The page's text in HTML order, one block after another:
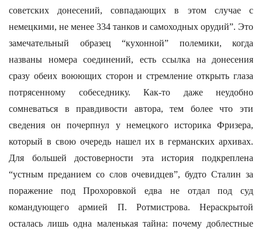
советских донесений, совпадающих в этом случае с
немецкими, не менее 334 танков и самоходных орудий”. Это
замечательный образец “кухонной” полемики, когда
названы номера соединений, есть ссылка на донесения
сразу обеих воюющих сторон и стремление открыть глаза
потрясенному собеседнику. Как-то даже неудобно
сомневаться в правдивости автора, тем более что эти
сведения он почерпнул у немецкого историка Фризера,
который в свою очередь нашел их в германских архивах.
Для большей достоверности эта история подкреплена
“устным преданием со слов очевидцев”, будто Сталин за
поражение под Прохоровкой едва не отдал под суд
командующего армией П. Ротмистрова. Нераскрытой
осталась лишь одна маленькая тайна: почему доблестные